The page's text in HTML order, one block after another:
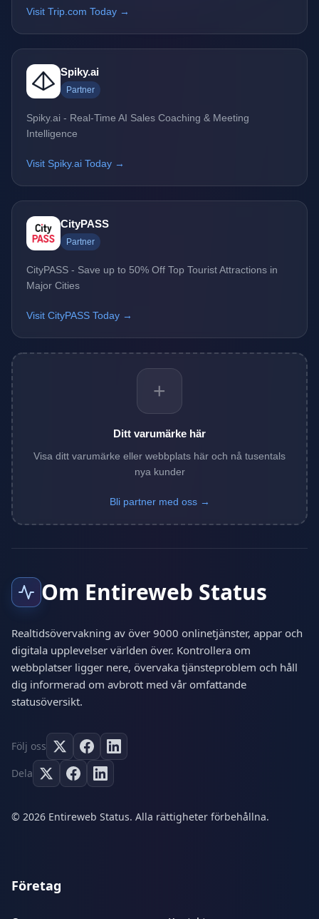
Visit Trip.com Today →
Spiky.ai
Partner
Spiky.ai - Real-Time AI Sales Coaching & Meeting
Intelligence
Visit Spiky.ai Today →
CityPASS
Partner
CityPASS - Save up to 50% Off Top Tourist Attractions in
Major Cities
Visit CityPASS Today →
+
Ditt varumärke här
Visa ditt varumärke eller webbplats här och nå tusentals
nya kunder
Bli partner med oss →
Om Entireweb Status
Realtidsövervakning av över 9000 onlinetjänster, appar och
digitala upplevelser världen över. Kontrollera om
webbplatser ligger nere, övervaka tjänsteproblem och håll
dig informerad om avbrott med vår omfattande
statusöversikt.
Följ oss
Dela
© 2026 Entireweb Status. Alla rättigheter förbehållna.
Företag